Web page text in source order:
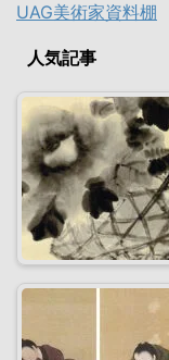
UAG美術家資料棚
人気記事